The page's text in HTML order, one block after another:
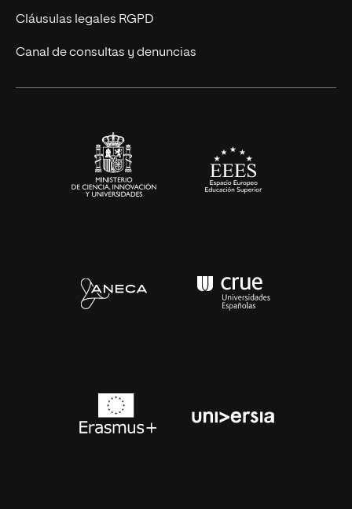
Diseño
Ciencias de la Salud
Cláusulas legales RGPD
Canal de consultas y denuncias